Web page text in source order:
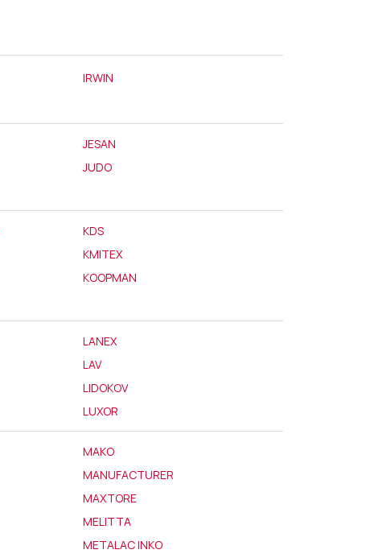
IRWIN
JESAN
JUDO
KDS
KMITEX
KOOPMAN
LANEX
LAV
LIDOKOV
LUXOR
MAKO
MANUFACTURER
MAXTORE
MELITTA
METALAC INKO